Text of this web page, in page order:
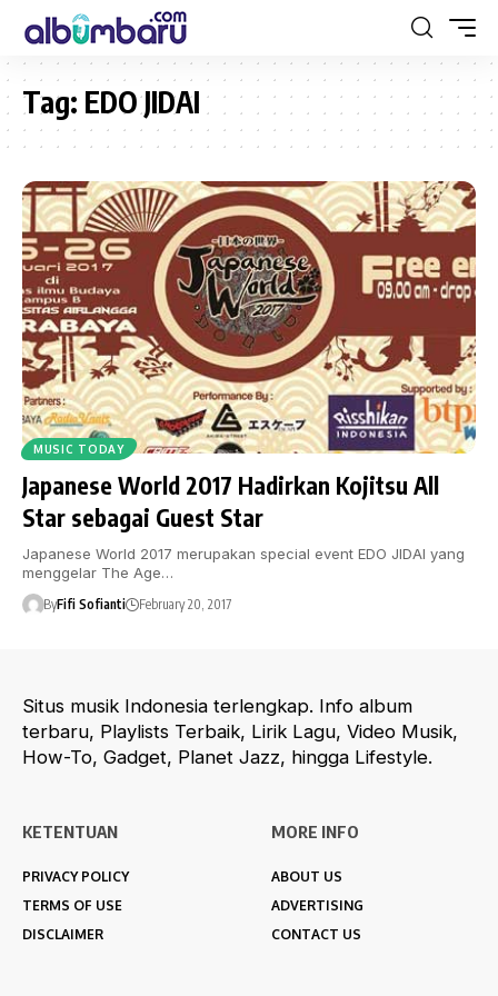
Tag: EDO JIDAI
MUSIC TODAY
Japanese World 2017 Hadirkan Kojitsu All
Star sebagai Guest Star
Japanese World 2017 merupakan special event EDO JIDAI yang
menggelar The Age…
ByFifi Sofianti February 20, 2017
Situs musik Indonesia terlengkap. Info album
terbaru, Playlists Terbaik, Lirik Lagu, Video Musik,
How-To, Gadget, Planet Jazz, hingga Lifestyle.
KETENTUAN
PRIVACY POLICY
TERMS OF USE
DISCLAIMER
MORE INFO
ABOUT US
ADVERTISING
CONTACT US